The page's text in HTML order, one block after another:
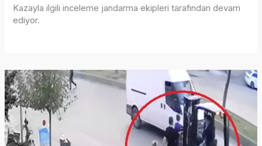
Kazayla ilgili inceleme jandarma ekipleri tarafından devam
ediyor.